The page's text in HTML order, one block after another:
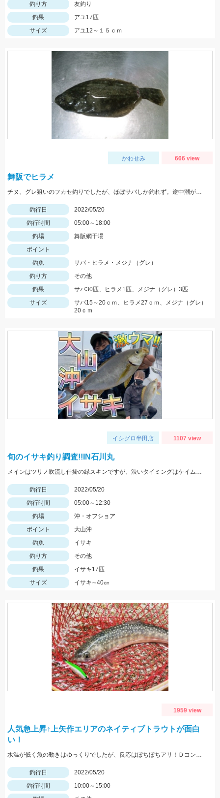
釣り方
友釣り
釣果
アユ17匹
サイズ
アユ12～１５ｃｍ
かわせみ 666 view
舞阪でヒラメ
チヌ、グレ狙いのフカセ釣りでしたが、ほぼサバしか釣れず。途中潮が緩むまでルアーに変更したらヒラメ（ソゲ）HIT。
釣行日
2022/05/20
釣行時間
05:00～18:00
釣場
舞阪網干場
ポイント
釣魚
サバ・ヒラメ・メジナ（グレ）
釣り方
その他
釣果
サバ30匹、ヒラメ1匹、メジナ（グレ）3匹
サイズ
サバ15～20ｃｍ、ヒラメ27ｃｍ、メジナ（グレ）
20ｃｍ
イシグロ半田店 1107 view
旬のイサキ釣り調査!!IN石川丸
メインはツリノ吹流し仕掛の緑スキンですが、渋いタイミングはケイムラやカラー針も良く釣れました!!
釣行日
2022/05/20
釣行時間
05:00～12:30
釣場
沖・オフショア
ポイント
大山沖
釣魚
イサキ
釣り方
その他
釣果
イサキ17匹
サイズ
イサキ∼40㎝
1959 view
人気急上昇↑上矢作エリアのネイティブトラウトが面白
い！
水温が低く魚の動きはゆっくりでしたが、反応はぼちぼちアリ！Ｄコンタクト50、Ｄコンセプト48ＭＤにネイティブイワナが好反応♪
釣行日
2022/05/20
釣行時間
10:00～15:00